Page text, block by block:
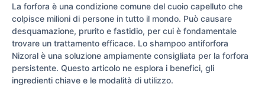
La forfora è una condizione comune del cuoio capelluto che
colpisce milioni di persone in tutto il mondo. Può causare
desquamazione, prurito e fastidio, per cui è fondamentale
trovare un trattamento efficace. Lo shampoo antiforfora
Nizoral è una soluzione ampiamente consigliata per la forfora
persistente. Questo articolo ne esplora i benefici, gli
ingredienti chiave e le modalità di utilizzo.